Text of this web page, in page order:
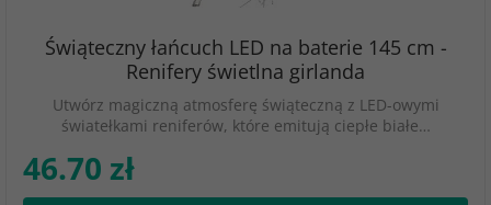
Świąteczny łańcuch LED na baterie 145 cm -
Renifery świetlna girlanda
Utwórz magiczną atmosferę świąteczną z LED-owymi
światełkami reniferów, które emitują ciepłe białe…
46.70 zł